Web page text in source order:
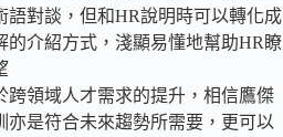
語對談，但和HR說明時可以轉化成
的介紹方式，淺顯易懂地幫助HR瞭
跨領域人才需求的提升，相信鷹傑
亦是符合未來趨勢所需要，更可以